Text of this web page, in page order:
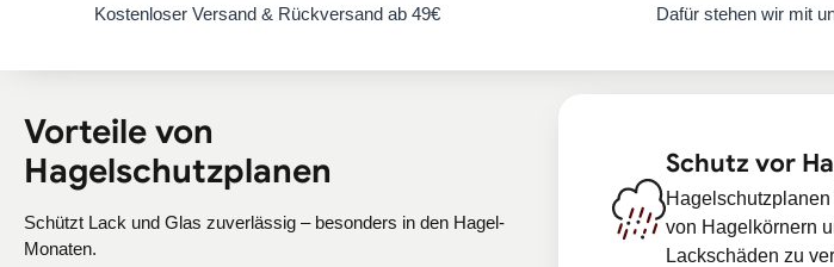
Kostenloser Versand & Rückversand ab 49€ Dafür stehen wir mit
Vorteile von
Hagelschutzplanen
Schützt Lack und Glas zuverlässig – besonders in den Hagel-
Monaten.
Schutz vor
von Hagelkörnern
Lackschäden zu